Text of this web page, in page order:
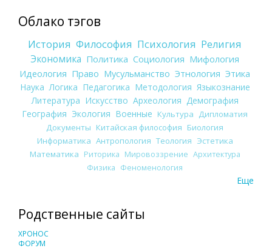
Облако тэгов
История Философия Психология Религия
Экономика Политика Социология Мифология
Идеология Право Мусульманство Этнология Этика
Наука Логика Педагогика Методология Языкознание
Литература Искусство Археология Демография
География Экология Военные Культура
Дипломатия
Документы Китайская философия Биология
Информатика Антропология Теология Эстетика
Математика Риторика Мировоззрение Архитектура
Физика Феноменология
Еще
Родственные сайты
ХРОНОС
ФОРУМ